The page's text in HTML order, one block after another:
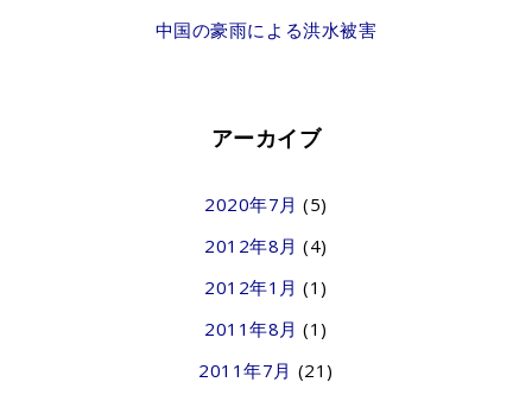
中国の豪雨による洪水被害
アーカイブ
2020年7月 (5)
2012年8月 (4)
2012年1月 (1)
2011年8月 (1)
2011年7月 (21)